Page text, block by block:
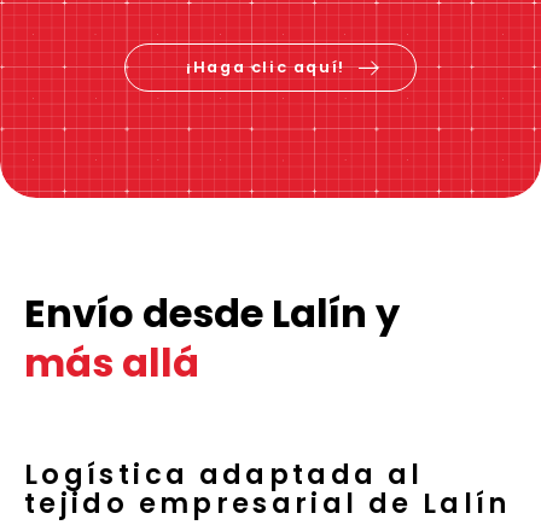
¡Haga clic aquí!
Envío desde Lalín y
más allá
Logística adaptada al
tejido empresarial de Lalín